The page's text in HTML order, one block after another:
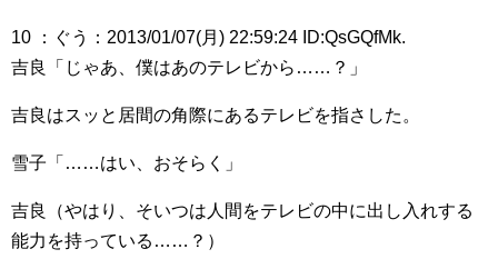
10 ：ぐう：2013/01/07(月) 22:59:24 ID:QsGQfMk.
吉良「じゃあ、僕はあのテレビから……？」
吉良はスッと居間の角際にあるテレビを指さした。
雪子「……はい、おそらく」
吉良（やはり、そいつは人間をテレビの中に出し入れする
能力を持っている……？）